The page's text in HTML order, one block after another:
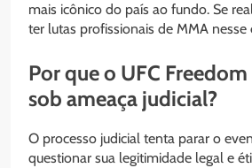
mais icônico do país ao fundo. Se
ter lutas profissionais de MMA nesse
Por que o UFC
sob ameaça judicial?
O processo judicial tenta parar o
questionar sua legitimidade legal e